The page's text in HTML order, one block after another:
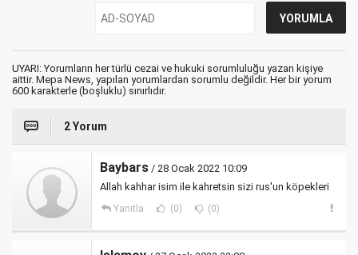
UYARI: Yorumların her türlü cezai ve hukuki sorumluluğu yazan kişiye
aittir. Mepa News, yapılan yorumlardan sorumlu değildir. Her bir yorum
600 karakterle (boşluklu) sınırlıdır.
2 Yorum
Baybars / 28 Ocak 2022 10:09
Allah kahhar isim ile kahretsin sizi rus'un köpekleri
Yanıtla (0) (0)